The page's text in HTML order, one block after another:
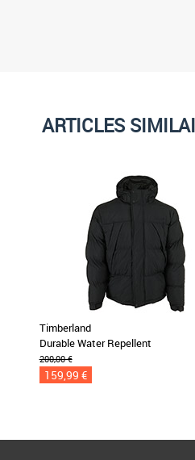
ARTICLES
Timberland
Durable Water Repellent
200,00 €
159,99 €